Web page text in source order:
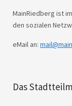
MainRiedberg ist
den sozialen
eMail an:
Das